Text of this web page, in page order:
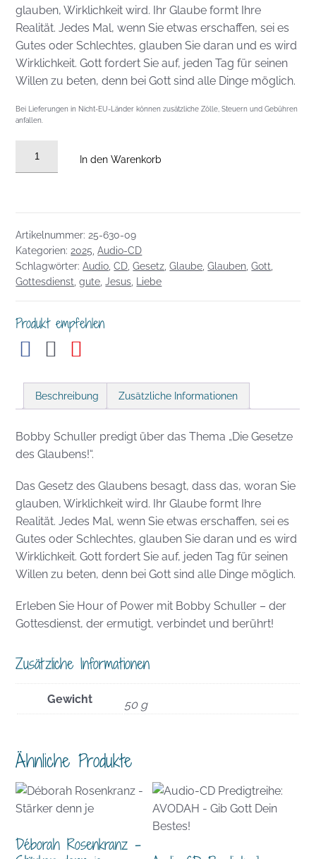
glauben, Wirklichkeit wird. Ihr Glaube formt Ihre
Realität. Jedes Mal, wenn Sie etwas erschaffen, sei es
Gutes oder Schlechtes, glauben Sie daran und es wird
Wirklichkeit. Gott fordert Sie auf, jeden Tag für seinen
Willen zu beten, denn bei Gott sind alle Dinge möglich.
Bei Lieferungen in Nicht-EU-Länder können zusätzliche Zölle, Steuern und Gebühren
anfallen.
Gesetze
des
Glaubens!
Menge
In den Warenkorb
Artikelnummer: 25-630-09
Kategorien: 2025 ,Audio-CD
Schlagwörter:Audio ,CD ,Gesetz ,Glaube ,Glauben ,Gott
Gottesdienst ,gute ,Jesus Liebe
Produkt empfehlen
Beschreibung Zusätzliche Informationen
Bobby Schuller predigt über das Thema „Die Gesetze
des Glaubens!“.
Das Gesetz des Glaubens besagt, dass das, woran Sie
glauben, Wirklichkeit wird. Ihr Glaube formt Ihre
Realität. Jedes Mal, wenn Sie etwas erschaffen, sei es
Gutes oder Schlechtes, glauben Sie daran und es wird
Wirklichkeit. Gott fordert Sie auf, jeden Tag für seinen
Willen zu beten, denn bei Gott sind alle Dinge möglich.
Erleben Sie Hour of Power mit Bobby Schuller – der
Gottesdienst, der ermutigt, verbindet und berührt!
Zusätzliche Informationen
Gewicht 50 g
Ähnliche Produkte
Déborah Rosenkranz –